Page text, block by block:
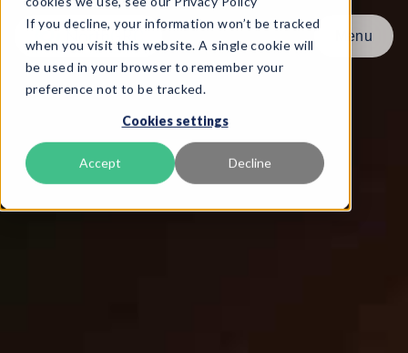
If you decline, your information won’t be tracked
when you visit this website. A single cookie will
be used in your browser to remember your
preference not to be tracked.
Cookies settings
Accept Decline
Menu
Menu
Product
Tjenester
Ressurser
Om oss